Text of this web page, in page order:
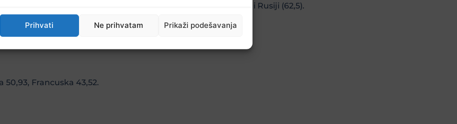
Prihvati Ne prihvatam Prikaži podešavanja
donosile su vlade u Španiji (62,5), Velikoj Britaniji (65,28) i Rusiji (62,5).
50,93, Francuska 43,52.